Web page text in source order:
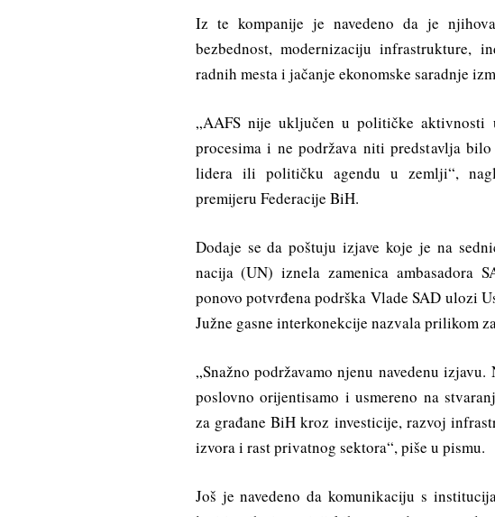
Iz te kompanije je navedeno da je
bezbednost, modernizaciju infrastrukture,
radnih mesta i jačanje ekonomske saradnje
„AAFS nije uključen u političke
procesima i ne podržava niti predstavlja
lidera ili političku agendu u zemlji“,
premijeru Federacije BiH.
Dodaje se da poštuju izjave koje je na
nacija (UN) iznela zamenica ambasadora
ponovo potvrđena podrška Vlade SAD ulozi
Južne gasne interkonekcije nazvala prilikom
„Snažno podržavamo njenu navedenu
poslovno orijentisamo i usmereno na
za građane BiH kroz investicije, razvoj
izvora i rast privatnog sektora“, piše u pismu.
Još je navedeno da komunikaciju s